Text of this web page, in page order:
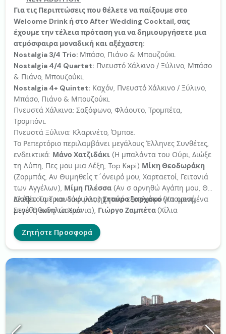
Για τις Περιπτώσεις που θέλετε να παίξουμε στο
Welcome Drink ή στο After Wedding Cocktail, σας
έχουμε την τέλεια πρόταση για να δημιουργήσετε μια
ατμόσφαιρα μοναδική και αξέχαστη:
Nostalgia 3/4 Trio: Μπάσο, Πιάνο & Μπουζούκι.
Nostalgia 4/4 Quartet: Πνευστό Χάλκινο / Ξύλινο, Μπάσο
& Πιάνο, Μπουζούκι.
Nostalgia 4+ Quintet: Καχόν, Πνευστό Χάλκινο / Ξύλινο,
Μπάσο, Πιάνο & Μπουζούκι.
Πνευστά Χάλκινα: Σαξόφωνο, Φλάουτο, Τρομπέτα,
Τρομπόνι.
Πνευστά Ξύλινα: Κλαρινέτο, Όμποε.
Το Ρεπερτόριο περιλαμβάνει μεγάλους Έλληνες Συνθέτες,
ενδεικτικά: Μάνο Χατζιδάκι (Η μπαλάντα του Ούρι, Διώξε
τη Λύπη, Πες μου μια Λέξη, Top Kapi) Μίκη Θεοδωράκη
(Ζορμπάς, Αν Θυμηθείς τ΄όνειρό μου, Χαρταετοί, Γειτονιά
των Αγγέλων), Μίμη Πλέσσα (Αν σ αρνηθώ Αγάπη μου, Θα
Κλέψω Τα Τριαντάφυλλα)Σταύρο Ξαρχάκο(Υπομονή,
Στου Όθωνα τα Χρόνια), Γιώργο Ζαμπέτα(Χίλια
παραλλαγές αγαπημένων τραγουδιών σε πιο Upbeat
ρυθμό όπως Ιστορία μου Αμαρτία μου, το Μινόρε της
Διαθέτουμε και δικό μας ηχητικό εξοπλισμό για ορισμένα
μεγέθη εκδηλώσεων.
Ζητήστε Προσφορά